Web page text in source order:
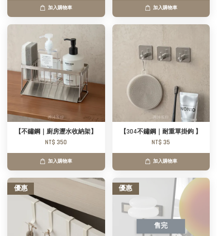
加入購物車 加入購物車
【不鏽鋼｜廚房瀝水收納架】
NT$ 350
加入購物車
【304不鏽鋼｜耐重單掛鉤 】
NT$ 35
加入購物車
優惠 優惠
售完